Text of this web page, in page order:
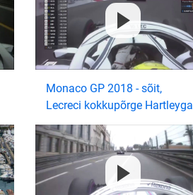
Monaco GP 2018 - sõit,
Lecreci kokkupõrge Hartleyga